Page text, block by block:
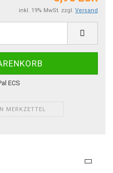
inkl. 19% MwSt. zzgl. Versand
MERKZETTEL